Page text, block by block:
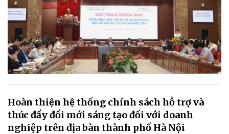
Hoàn thiện hệ thống chính sách hỗ trợ và
thúc đẩy đổi mới sáng tạo đối với doanh
nghiệp trên địa bàn thành phố Hà Nội